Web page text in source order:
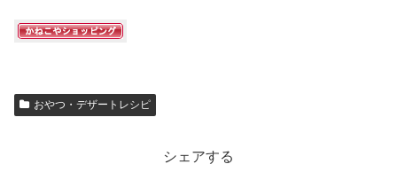
おやつ・デザートレシピ
シェアする